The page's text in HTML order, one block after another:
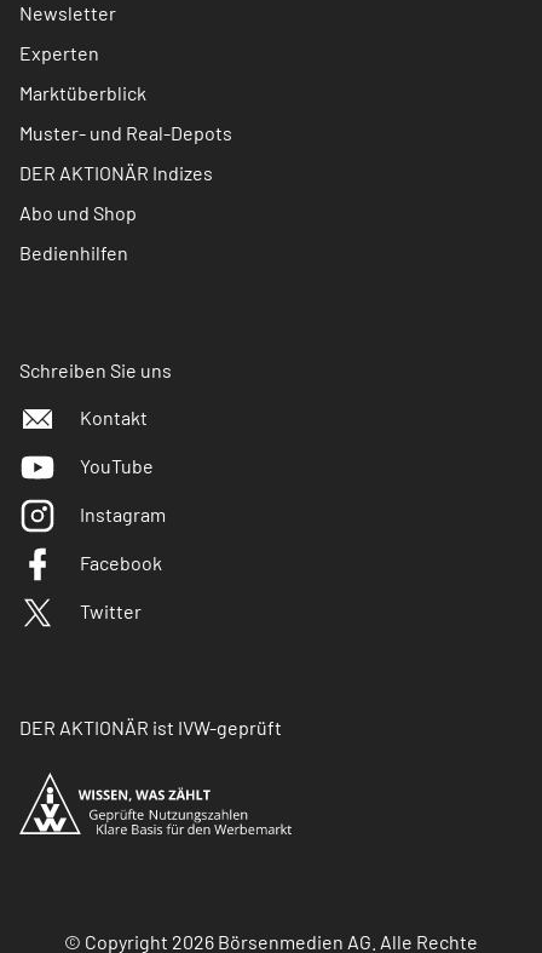
Newsletter
Experten
Marktüberblick
Muster- und Real-Depots
DER AKTIONÄR Indizes
Abo und Shop
Bedienhilfen
Schreiben Sie uns
Kontakt
YouTube
Instagram
Facebook
Twitter
DER AKTIONÄR ist IVW-geprüft
© Copyright 2026 Börsenmedien AG. Alle Rechte